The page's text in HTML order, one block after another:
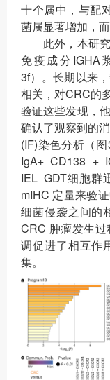
十个属中，与配
菌属显著增加，
此外，本研
免疫成分IGHA
3f）。长期以来
相关，对CRC的
验证这些发现，
确认了观察到的
(IF)染色分析（
IgA+ CD138 +
IEL_GDT细胞群
mIHC 定量来验
细菌侵袭之间的
CRC 肿瘤发生
调促进了相互作
集。